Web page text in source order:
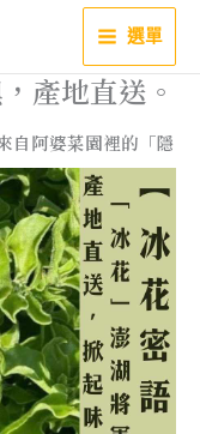
選單
產地直送。
自阿婆菜園裡的「隱